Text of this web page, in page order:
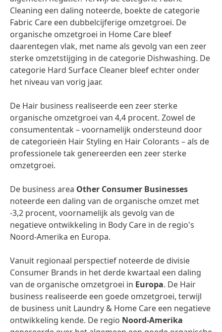
Cleaning een daling noteerde, boekte de categorie
Fabric Care een dubbelcijferige omzetgroei. De
organische omzetgroei in Home Care bleef
daarentegen vlak, met name als gevolg van een zeer
sterke omzetstijging in de categorie Dishwashing. De
categorie Hard Surface Cleaner bleef echter onder
het niveau van vorig jaar.
De Hair business realiseerde een zeer sterke
organische omzetgroei van 4,4 procent. Zowel de
consumententak – voornamelijk ondersteund door
de categorieën Hair Styling en Hair Colorants – als de
professionele tak genereerden een zeer sterke
omzetgroei.
De business area Other Consumer Businesses
noteerde een daling van de organische omzet met
-3,2 procent, voornamelijk als gevolg van de
negatieve ontwikkeling in Body Care in de regio's
Noord-Amerika en Europa.
Vanuit regionaal perspectief noteerde de divisie
Consumer Brands in het derde kwartaal een daling
van de organische omzetgroei in Europa. De Hair
business realiseerde een goede omzetgroei, terwijl
de business unit Laundry & Home Care een negatieve
ontwikkeling kende. De regio Noord-Amerika